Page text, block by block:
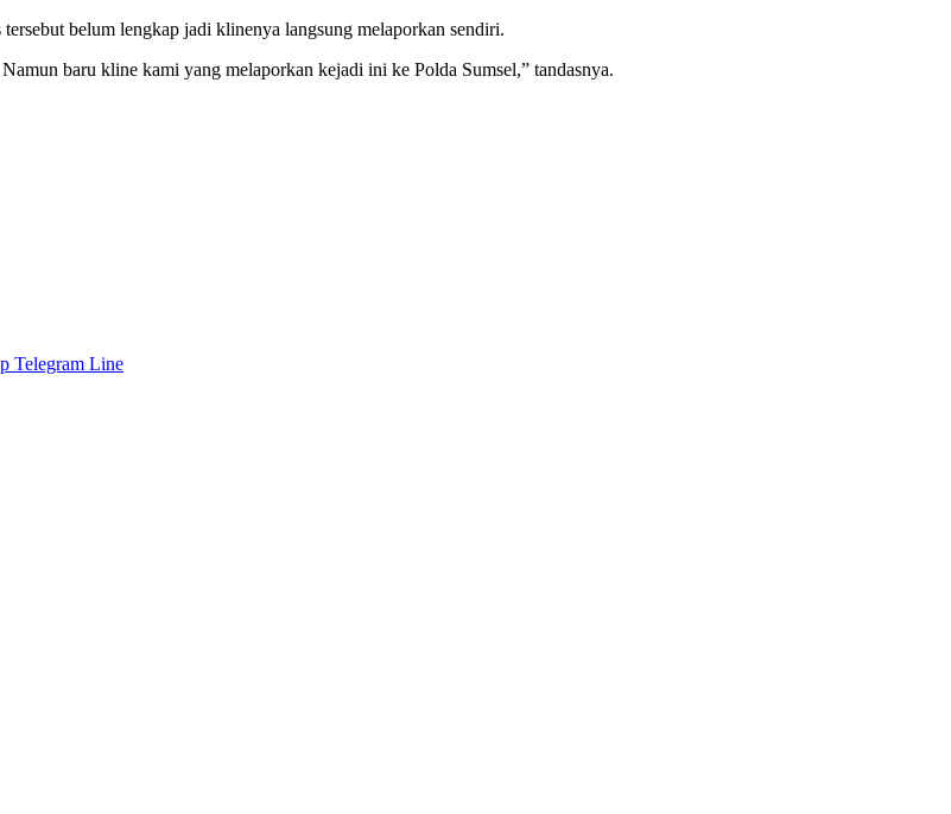
belum lengkap jadi klinenya langsung melaporkan sendiri.
baru kline kami yang melaporkan kejadi ini ke Polda Sumsel,” tandasnya.
Telegram Line